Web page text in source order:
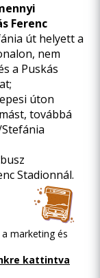
Ferenc
út helyett a
nem
a Puskás
úton
továbbá
Stadionnál.
valamint
többi
marketing és
kattintva